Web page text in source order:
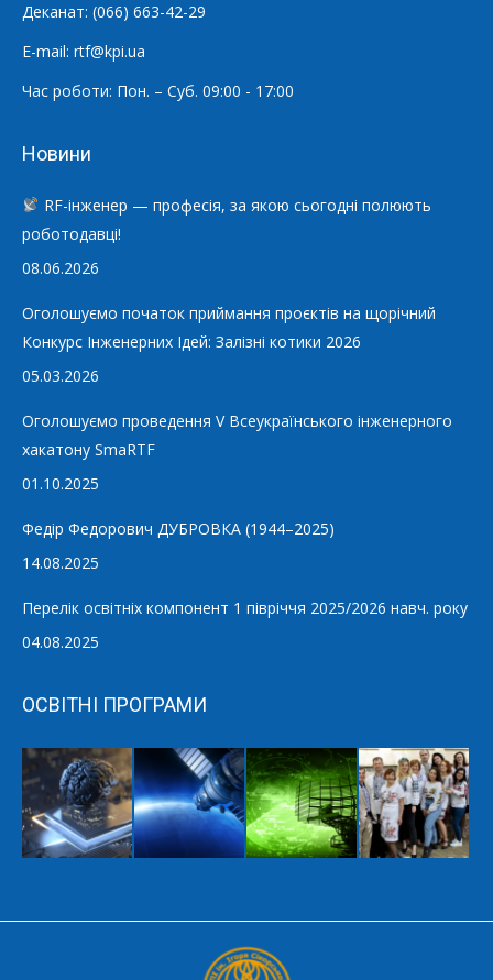
Деканат: (066) 663-42-29
E-mail: rtf@kpi.ua
Час роботи: Пон. – Суб. 09:00 - 17:00
Новини
RF-інженер — професія, за якою сьогодні полюють
роботодавці!
08.06.2026
Оголошуємо початок приймання проєктів на щорічний
Конкурс Інженерних Ідей: Залізні котики 2026
05.03.2026
Оголошуємо проведення V Всеукраїнського інженерного
хакатону SmaRTF
01.10.2025
Федір Федорович ДУБРОВКА (1944–2025)
14.08.2025
Перелік освітніх компонент 1 півріччя 2025/2026 навч. року
04.08.2025
ОСВІТНІ ПРОГРАМИ